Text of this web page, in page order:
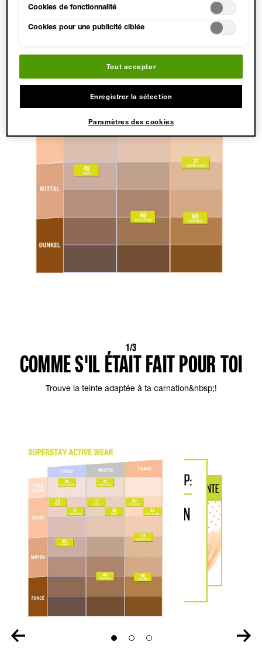
1/3
COMME S'IL ÉTAIT FAIT POUR TOI
Trouve la teinte adaptée à ta carnation&nbsp;!
Slide 1Slide 2Slide 3
d'informations, veuillez consulter notre politique de
Cookies de fonctionnalité
Cookies pour une publicité ciblée
Tout accepter
Enregistrer la sélection
Paramètres des cookies